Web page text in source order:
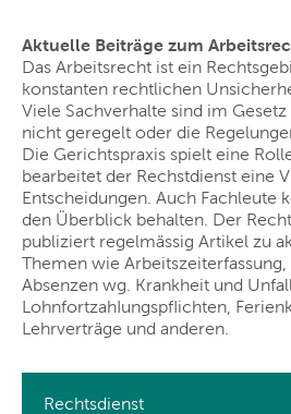
Aktuelle Beiträge zum
Das Arbeitsrecht ist ein
konstanten rechtlichen
Viele Sachverhalte sind im Gesetz
nicht geregelt oder die
Die Gerichtspraxis spielt eine
bearbeitet der Rechstdienst eine
Entscheidungen. Auch Fachleute
den Überblick behalten. Der
publiziert regelmässig Artikel zu
Themen wie Arbeitszeiterfassung,
Absenzen wg. Krankheit und Unfall,
LohnfortzahIungspfIichten,
Lehrverträge und anderen.
Rechtsdienst